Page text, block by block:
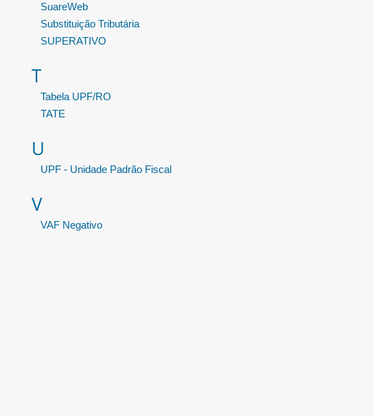
SuareWeb
Substituição Tributária
SUPERATIVO
T
Tabela UPF/RO
TATE
U
UPF - Unidade Padrão Fiscal
V
VAF Negativo